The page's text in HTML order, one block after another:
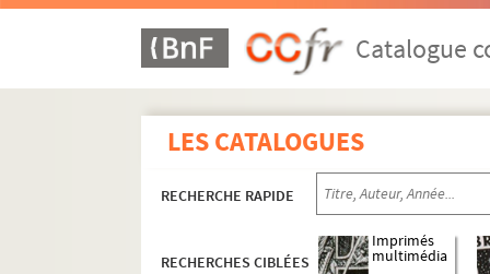
Catalogue
LES CATALOGUES
RECHERCHE RAPIDE
RECHERCHES CIBLÉES
Imprimés
multimédia